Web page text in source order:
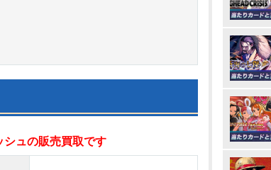
ュの販売買取です